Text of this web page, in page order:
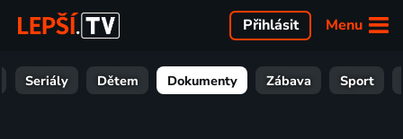
Menu
Přihlásit
Seriály Dětem Dokumenty Zábava Sport